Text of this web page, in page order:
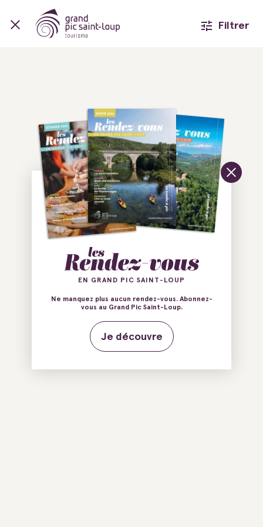
Filtrer
EN GRAND PIC SAINT-LOUP
Ne manquez plus aucun rendez-vous. Abonnez-
vous au Grand Pic Saint-Loup.
Je découvre